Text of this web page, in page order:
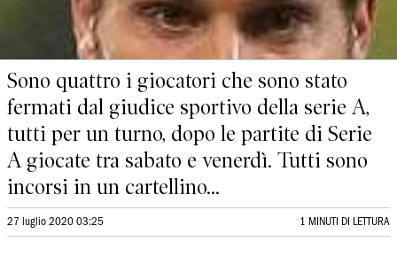
Sono quattro i giocatori che sono stato
fermati dal giudice sportivo della serie A,
tutti per un turno, dopo le partite di Serie
A giocate tra sabato e venerdì. Tutti sono
incorsi in un cartellino...
27 luglio 2020 03:25 1 MINUTI DI LETTURA